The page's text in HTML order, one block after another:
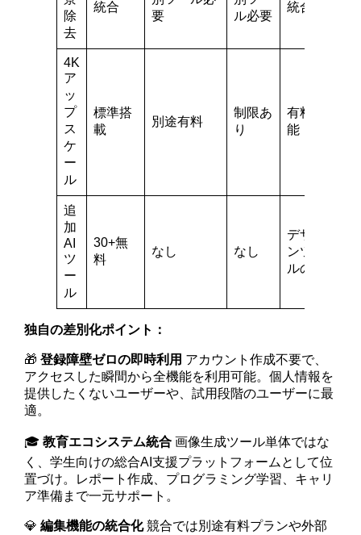
除
去
統合
要
ル必要
統合
4K
ア
ッ
プ
ス
ケ
ー
ル
標準搭
載
別途有料
制限あ
り
有料機
能
追
加
AI
ツ
ー
ル
30+無
料
なし なし
デザイ
ンツー
ルのみ
独自の差別化ポイント：
🎁登録障壁ゼロの即時利用 アカウント作成不要で、
アクセスした瞬間から全機能を利用可能。個人情報を
提供したくないユーザーや、試用段階のユーザーに最
適。
🎓教育エコシステム統合 画像生成ツール単体ではな
く、学生向けの総合AI支援プラットフォームとして位
置づけ。レポート作成、プログラミング学習、キャリ
ア準備まで一元サポート。
💎編集機能の統合化競合では別途有料プランや外部